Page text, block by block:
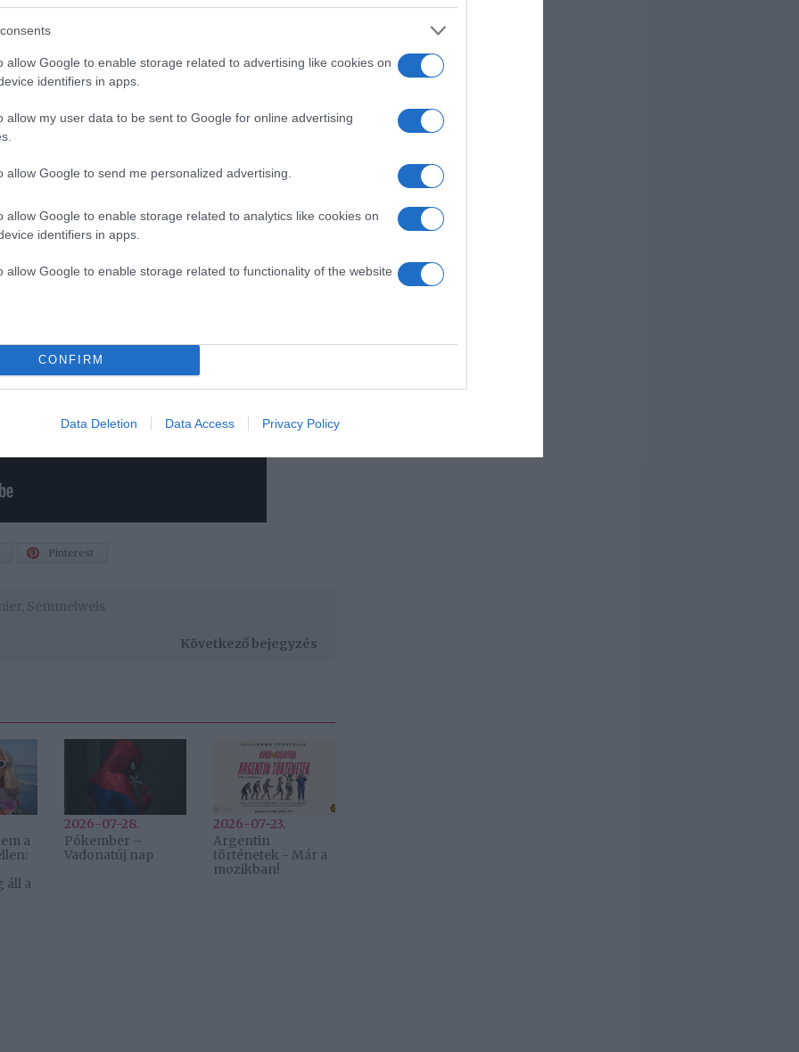
allow Google to enable storage related to advertising like cookies on
identifiers in apps.
allow my user data to be sent to Google for online advertising
allow Google to send me personalized advertising.
allow Google to enable storage related to analytics like cookies on
identifiers in apps.
allow Google to enable storage related to functionality of the website
CONFIRM
Data Deletion Data Access Privacy Policy
aki megtalálta a saját ösvényét, és járni is tudott
következetesen képviselt valamit, akkor is,
elhivatottsága filmvászonra kívánkozott. Kevés
az” – mondta filmje főhőséről Koltai Lajos.
és izgalmas film, amely egyszerre idézi meg a
kórház izgalmait, valamint az osztrák és magyar
30-tól látható a hazai mozikban.
Pinterest
Semmelweis
Következő bejegyzés
a
áll a
2026-07-28.
Pókember –
Vadonatúj nap
2026-07-23.
Argentin
történetek - Már a
mozikban!